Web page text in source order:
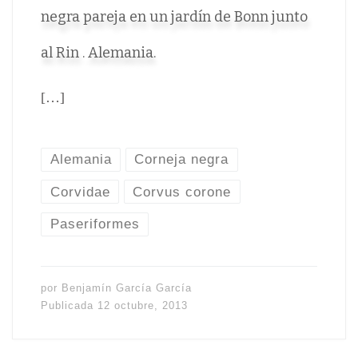
negra pareja en un jardín de Bonn junto
al Rin . Alemania.
[…]
Alemania Corneja negra
Corvidae Corvus corone
Paseriformes
por Benjamín García García
Publicada 12 octubre, 2013